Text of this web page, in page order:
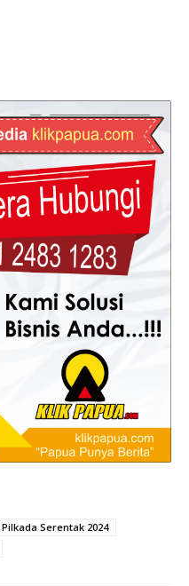
Pilkada Serentak 2024